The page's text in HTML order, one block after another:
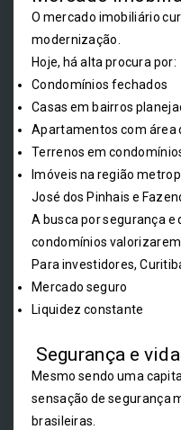
O mercado imobiliário
modernização.
Hoje, há alta procura por:
Condomínios fechados
Casas em bairros
Apartamentos com área
Terrenos em
Imóveis na região
José dos Pinhais e
A busca por segurança e
condomínios
Para investidores,
Mercado seguro
Liquidez constante
Segurança e
Mesmo sendo uma
sensação de segurança
brasileiras.